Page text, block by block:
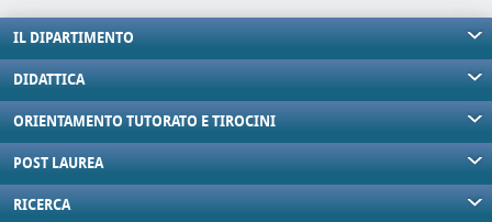
IL DIPARTIMENTO
DIDATTICA
ORIENTAMENTO TUTORATO E TIROCINI
POST LAUREA
RICERCA